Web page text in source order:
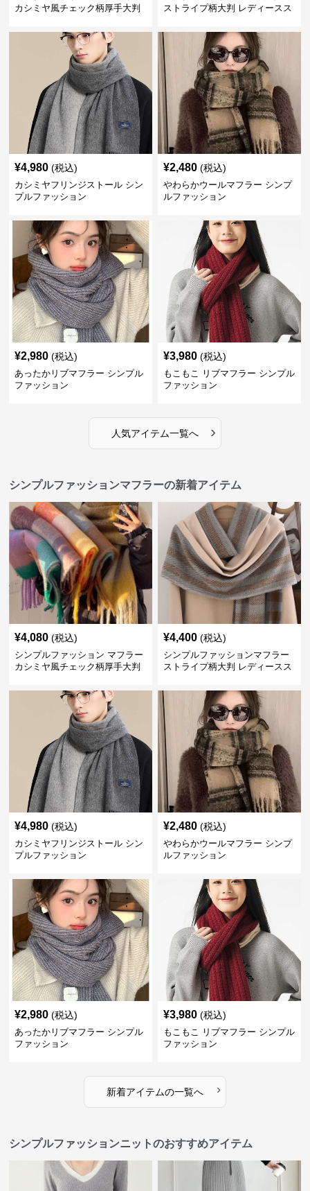
カシミヤ風チェック柄厚手大判
ストライプ柄大判 レディースス
¥4,980 (税込)
カシミヤフリンジストール シン
プルファッション
¥2,480 (税込)
やわらかウールマフラー シンプ
ルファッション
¥2,980 (税込)
あったかリブマフラー シンプル
ファッション
¥3,980 (税込)
もこもこ リブマフラー シンプル
ファッション
人気アイテム一覧へ ›
シンプルファッションマフラーの新着アイテム
¥4,080 (税込)
シンプルファッション マフラー
カシミヤ風チェック柄厚手大判
¥4,400 (税込)
シンプルファッションマフラー
ストライプ柄大判 レディースス
¥4,980 (税込)
カシミヤフリンジストール シン
プルファッション
¥2,480 (税込)
やわらかウールマフラー シンプ
ルファッション
¥2,980 (税込)
あったかリブマフラー シンプル
ファッション
¥3,980 (税込)
もこもこ リブマフラー シンプル
ファッション
新着アイテムの一覧へ ›
シンプルファッションニットのおすすめアイテム